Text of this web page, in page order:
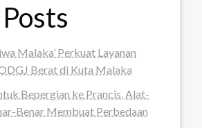
Malaka’ Perkuat Layanan
Berat di Kuta Malaka
Bepergian ke Prancis, Alat-
Benar Membuat Perbedaan